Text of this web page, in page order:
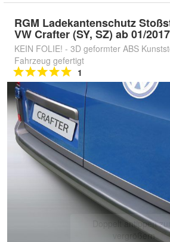
RGM Ladekantenschutz
VW Crafter (SY, SZ) ab 01/2017
KEIN FOLIE! - 3D geformter ABS
Fahrzeug gefertigt
1
Doppelt antippen zum
vergrößern